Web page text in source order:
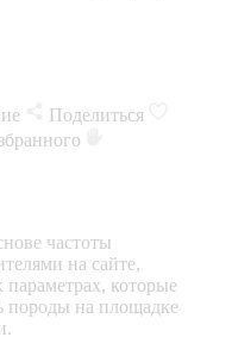
Поделиться
частоты
на сайте,
которые
породы на площадке